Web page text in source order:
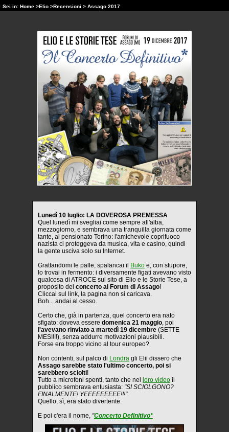
Sei in: Home >Elio >Recensioni > Assago 2017
Lunedì 10 luglio: LA DOVEROSA PREMESSA
Quel lunedì mi svegliai come sempre all'alba,
mezzogiorno, e sembrava una tranquilla giornata come
tante, al pensionato Torino: l'amichevole coprifuoco
nazista ci proteggeva da musica, vita e casino, quindi
la gente usciva solo su Internet.
Grattandomi le palle, spalancai il
Buko e, con stupore,
lo trovai in fermento: i diversamente figati avevano visto
qualcosa di ATROCE sul sito di Elio e le Storie Tese, a
proposito del concerto al Forum di Assago!
Cliccai sul link, la pagina non si caricava.
Boh... andai al cesso.
Certo che, già in partenza, quel concerto era nato
sfigato: doveva essere domenica 21 maggio, poi
l'avevano rinviato a martedì 19 dicembre (SETTE
MESI!!!), senza addurre motivazioni plausibili.
Forse era troppo vicino al tour europeo?
Non contenti, sul palco di Londra gli Elii dissero che
Assago sarebbe stato l'ultimo concerto, poi si
sarebbero sciolti!
Tutto a microfoni spenti, tanto che nel
loro video il
pubblico sembrava entusiasta: "SI SCIOLGONO?
FINALMENTE! YEEEEEEEEE!!!"
Quello, sì, era stato divertente.
E poi c'era il nome, "Concerto Definitivo*